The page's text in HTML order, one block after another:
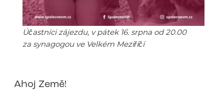
Účastníci zájezdu, v pátek 16. srpna od 20.00
za synagogou ve Velkém Meziříčí
Ahoj Země!